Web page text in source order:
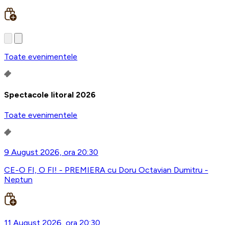
Toate evenimentele
Spectacole litoral 2026
Toate evenimentele
9 August 2026, ora 20:30
CE-O FI, O FI! - PREMIERA cu Doru Octavian Dumitru -
Neptun
11 August 2026, ora 20:30